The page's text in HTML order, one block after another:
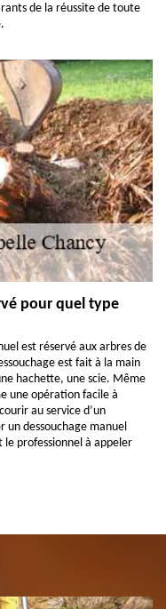
de la réussite de toute
pour quel type
est réservé aux arbres de
est fait à la main
hachette, une scie. Même
une opération facile à
au service d’un
un dessouchage manuel
le professionnel à appeler